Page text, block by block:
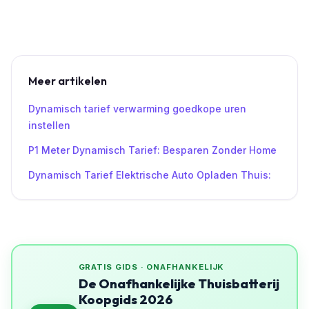
Meer artikelen
Dynamisch tarief verwarming goedkope uren
instellen
P1 Meter Dynamisch Tarief: Besparen Zonder Home
Dynamisch Tarief Elektrische Auto Opladen Thuis:
GRATIS GIDS · ONAFHANKELIJK
De Onafhankelijke Thuisbatterij
Koopgids 2026